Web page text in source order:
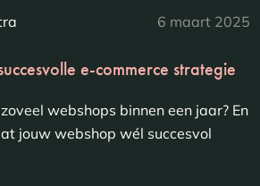
6 maart 2025
e-commerce strategie
webshops binnen een jaar? En
jouw webshop wél succesvol